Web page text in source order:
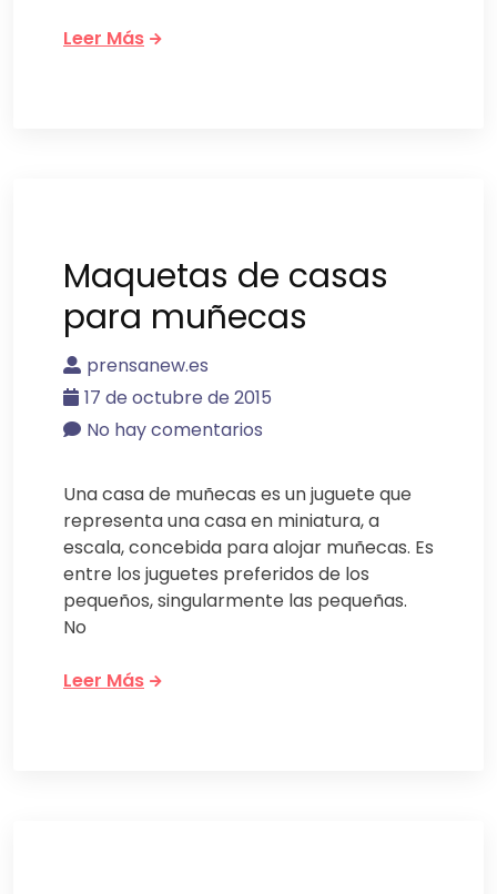
Leer Más
Maquetas de casas
para muñecas
prensanew.es
17 de octubre de 2015
No hay comentarios
Una casa de muñecas es un juguete que
representa una casa en miniatura, a
escala, concebida para alojar muñecas. Es
entre los juguetes preferidos de los
pequeños, singularmente las pequeñas.
No
Leer Más